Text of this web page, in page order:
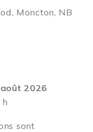
Moncton, NB
2026
sont